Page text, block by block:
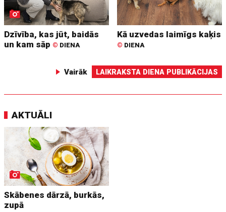
Dzīvība, kas jūt, baidās
un kam sāp © DIENA
Kā uzvedas laimīgs kaķis
© DIENA
Vairāk LAIKRAKSTA DIENA PUBLIKĀCIJAS
AKTUĀLI
Skābenes dārzā, burkās,
zupā